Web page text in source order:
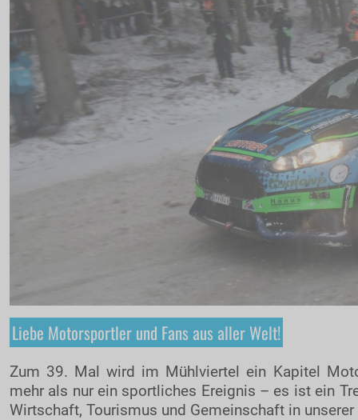
Liebe Motorsportler und Fans aus aller Welt!
Zum 39. Mal wird im Mühlviertel ein Kapitel
mehr als nur ein sportliches Ereignis – es ist ein
Wirtschaft, Tourismus und Gemeinschaft in unserer